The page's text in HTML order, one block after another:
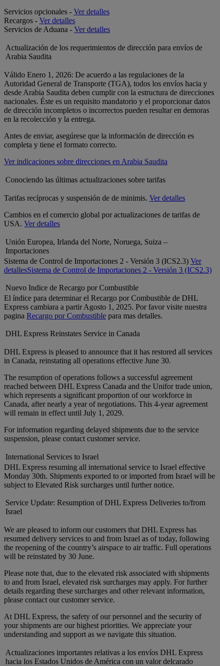
Servicios opcionales - Ver detalles
Recargos - Ver detalles
Servicios de Aduana - Ver detalles
Actualización de los requerimientos de dirección para envíos de
Arabia Saudita
Válido Enero 1, 2026: De acuerdo a las regulaciones de la
Autoridad General de Transporte (TGA), todos los envíos hacia y
desde Arabia Saudita deben cumplir con la estructura de direcciones
nacionales. Éste es un requisito mandatorio y el proporcionar datos
de dirección incompletos o incorrectos pueden resultar en demoras
en la recolección y la entrega.
Antes de enviar, asegúrese que la información de dirección es
completa y tiene el formato correcto.
Ver indicaciones sobre direcciones en Arabia Saudita
Conociendo las últimas actualizaciones sobre tarifas
Tarifas recíprocas y suspensión de de minimis. Ver detalles
Cambios en el comercio global por actualizaciones de tarifas de
USA. Ver detalles
Unión Europea, Irlanda del Norte, Noruega, Suiza –
Importaciones
Sistema de Control de Importaciones 2 - Versión 3 (ICS2.3) Ver
detallesSistema de Control de Importaciones 2 - Versión 3 (ICS2.3)
Nuevo Indice de Recargo por Combustible
El índice para determinar el Recargo por Combustible de DHL
Express cambiara a partir Agosto 1, 2025. Por favor visite nuestra
pagina Recargo por Combustible para mas detalles.
DHL Express Reinstates Service in Canada
DHL Express is pleased to announce that it has restored all services
in Canada, reinstating all operations effective June 30.
The resumption of operations follows a successful agreement
reached between DHL Express Canada and the Unifor trade union,
which represents a significant proportion of our workforce in
Canada, after nearly a year of negotiations. This 4-year agreement
will remain in effect until July 1, 2029.
For information regarding delayed shipments due to the service
suspension, please contact customer service.
International Services to Israel
DHL Express resuming all international service to Israel effective
Monday 30th. Shipments exported to or imported from Israel will be
subject to Elevated Risk surcharges until further notice.
Service Update: Resumption of DHL Express Deliveries to/from
Israel
We are pleased to inform our customers that DHL Express has
resumed delivery services to and from Israel as of today, following
the reopening of the country’s airspace to air traffic. Full operations
will be reinstated by 30 June.
Please note that, due to the elevated risk associated with shipments
to and from Israel, elevated risk surcharges may apply. For further
details regarding these surcharges and other relevant information,
please contact our customer service.
At DHL Express, the safety of our personnel and the security of
your shipments are our highest priorities. We appreciate your
understanding and support as we navigate this situation.
Actualizaciones importantes relativas a los envíos DHL Express
hacia los Estados Unidos de América con un valor delcarado